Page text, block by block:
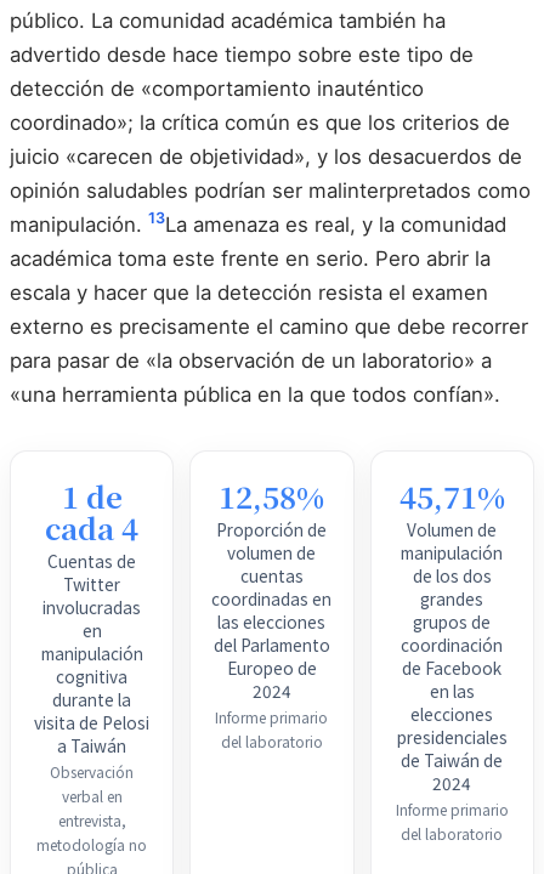
público. La comunidad académica también ha
advertido desde hace tiempo sobre este tipo de
detección de «comportamiento inauténtico
coordinado»; la crítica común es que los criterios de
juicio «carecen de objetividad», y los desacuerdos de
opinión saludables podrían ser malinterpretados como
manipulación. 13La amenaza es real, y la comunidad
académica toma este frente en serio. Pero abrir la
escala y hacer que la detección resista el examen
externo es precisamente el camino que debe recorrer
para pasar de «la observación de un laboratorio» a
«una herramienta pública en la que todos confían».
1 de
cada 4
Cuentas de
Twitter
involucradas
en
manipulación
cognitiva
durante la
visita de Pelosi
a Taiwán
Observación
verbal en
entrevista,
metodología no
pública
12,58%
Proporción de
volumen de
cuentas
coordinadas en
las elecciones
del Parlamento
Europeo de
2024
Informe primario
del laboratorio
45,71%
Volumen de
manipulación
de los dos
grandes
grupos de
coordinación
de Facebook
en las
elecciones
presidenciales
de Taiwán de
2024
Informe primario
del laboratorio